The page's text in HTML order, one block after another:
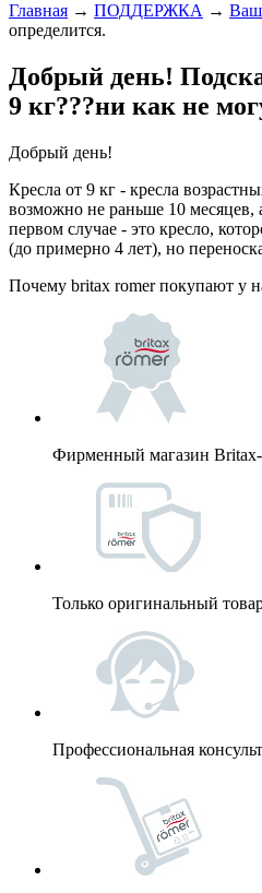
Главная → ПОДДЕРЖКА →
определится.
Добрый день!
9 кг???ни как не
Добрый день!
Кресла от 9 кг - кресла
возможно не раньше 10 месяцев,
первом случае - это кресло,
(до примерно 4 лет), но
Почему britax romer покупают у
Фирменный магазин
Только оригинальный
Профессиональная